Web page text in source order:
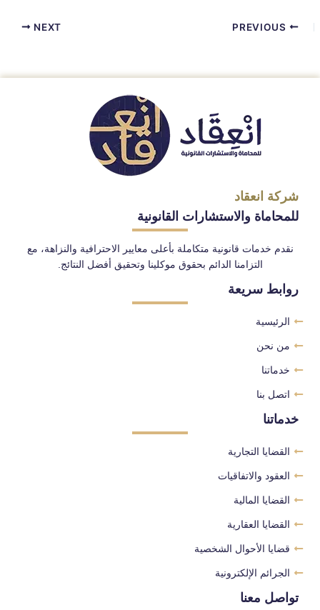
NEXT
شركة انعقاد
للمحاماة والاستشارات القانونية
نقدم خدمات قانونية متكاملة بأعلى معايير الاحترافية والنزاهة، مع
التزامنا الدائم بحقوق موكلينا وتحقيق أفضل النتائج.
روابط سريعة
الرئيسية
من نحن
خدماتنا
اتصل بنا
خدماتنا
القضايا التجارية
العقود والاتفاقيات
القضايا المالية
القضايا العقارية
قضايا الأحوال الشخصية
الجرائم الإلكترونية
تواصل معنا